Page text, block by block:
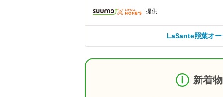
提供
LaSante照葉オー
新着